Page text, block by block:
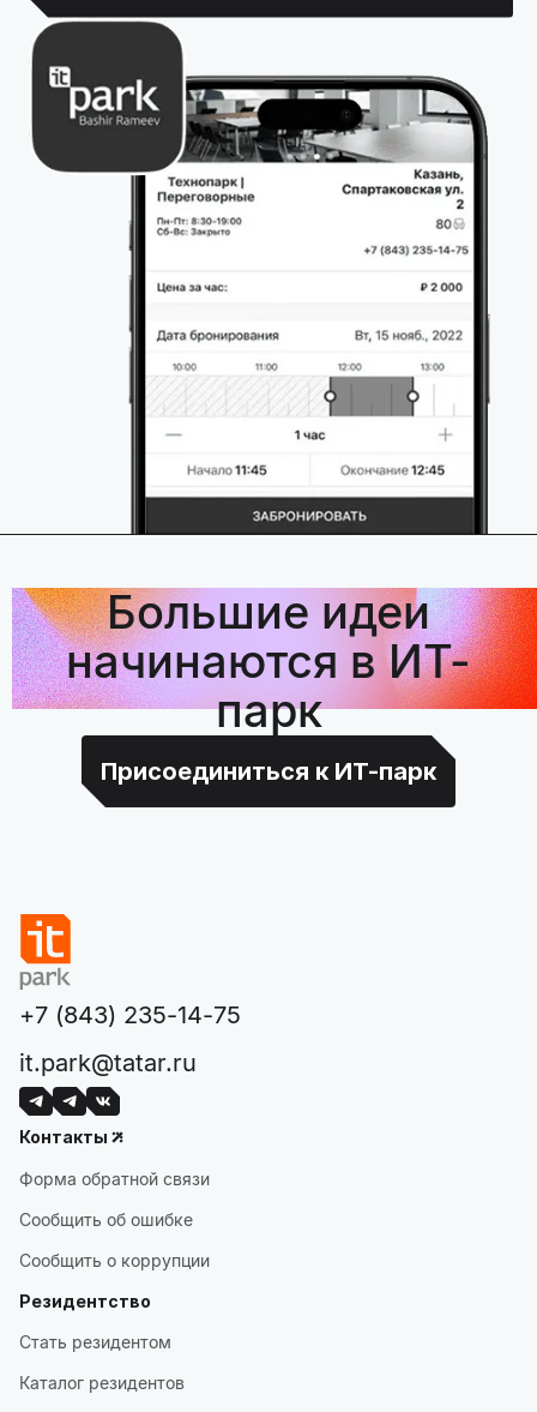
Большие идеи
начинаются в ИТ-
парк
Присоединиться к ИТ-парк
+7 (843) 235-14-75
it.park@tatar.ru
Контакты
Форма обратной связи
Сообщить об ошибке
Сообщить о коррупции
Резидентство
Стать резидентом
Каталог резидентов